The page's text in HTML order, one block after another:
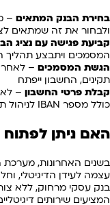
בחירת הבנק המתאים –
ולבחור את זה שמתאים
קביעת פגישה עם נציג
המסמכים ויתבצע תהליך
הגשת המסמכים –
תקינים, החשבון ייפתח
קבלת פרטי החשבון –
כולל מספר IBAN לניהול תשלומים בינלאומיים.
האם ניתן
בשנים האחרונות,
עצמה לעידן הדיגיטלי,
בנק עסקי מרחוק, ללא
המציעים שירותים